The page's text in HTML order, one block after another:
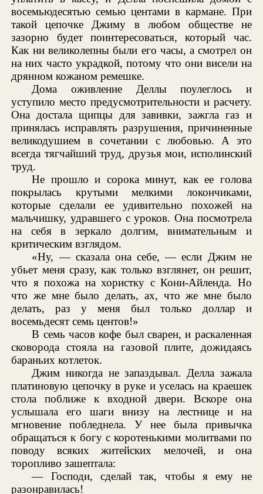
восемьюдесятью семью центами в кармане. При
такой цепочке Джиму в любом обществе не
зазорно будет поинтересоваться, который час.
Как ни великолепны были его часы, а смотрел он
на них часто украдкой, потому что они висели на
дрянном кожаном ремешке.
Дома оживление Деллы поулеглось и
уступило место предусмотрительности и расчету.
Она достала щипцы для завивки, зажгла газ и
принялась исправлять разрушения, причиненные
великодушием в сочетании с любовью. А это
всегда тягчайший труд, друзья мои, исполинский
труд.
Не прошло и сорока минут, как ее голова
покрылась крутыми мелкими локончиками,
которые сделали ее удивительно похожей на
мальчишку, удравшего с уроков. Она посмотрела
на себя в зеркало долгим, внимательным и
критическим взглядом.
«Ну, — сказала она себе, — если Джим не
убьет меня сразу, как только взглянет, он решит,
что я похожа на хористку с Кони-Айленда. Но
что же мне было делать, ах, что же мне было
делать, раз у меня был только доллар и
восемьдесят семь центов!»
В семь часов кофе был сварен, и раскаленная
сковорода стояла на газовой плите, дожидаясь
бараньих котлеток.
Джим никогда не запаздывал. Делла зажала
платиновую цепочку в руке и уселась на краешек
стола поближе к входной двери. Вскоре она
услышала его шаги внизу на лестнице и на
мгновение побледнела. У нее была привычка
обращаться к богу с коротенькими молитвами по
поводу всяких житейских мелочей, и она
торопливо зашептала:
— Господи, сделай так, чтобы я ему не
разонравилась!